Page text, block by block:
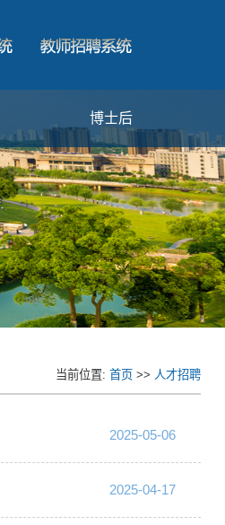
博士后
当前位置: 首页 >> 人才招聘
2025-05-06
2025-04-17